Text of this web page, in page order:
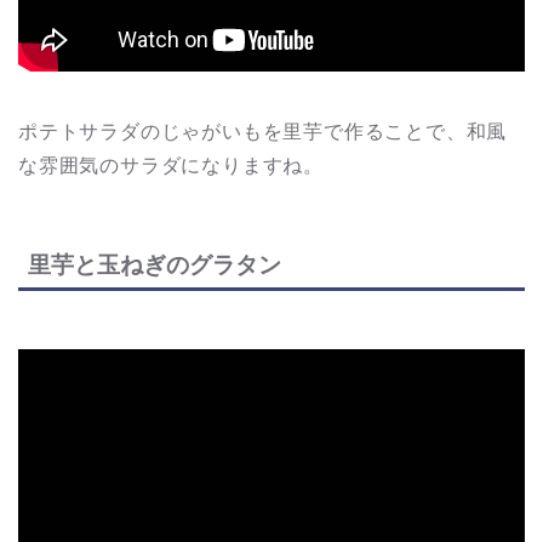
ポテトサラダのじゃがいもを里芋で作ることで、和風
な雰囲気のサラダになりますね。
里芋と玉ねぎのグラタン